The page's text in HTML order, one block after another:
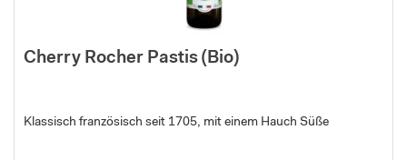
Cherry Rocher Pastis (Bio)
Klassisch französisch seit 1705, mit einem Hauch Süße